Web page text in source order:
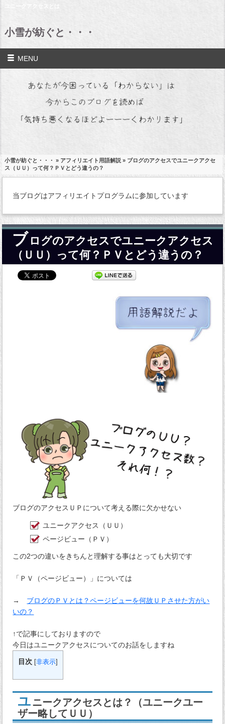
小雪が紡ぐと・・・
MENU
小雪が紡ぐと・・・ » アフィリエイト用語解説 » ブログのアクセスでユニークアクセ
ス（ＵＵ）って何？ＰＶとどう違うの？
当ブログはアフィリエイトプログラムに参加しています
ブ ログのアクセスでユニークアクセス
（ＵＵ）って何？ＰＶとどう違うの？
ブログのアクセスＵＰについて考える際に欠かせない
ユニークアクセス（ＵＵ）
ページビュー（ＰＶ）
この2つの違いをきちんと理解する事はとっても大切です
「ＰＶ（ページビュー）」については
→ ブログのＰＶとは？ページビューを何故ＵＰさせた方がい
いの？
↑で記事にしておりますので
今日はユニークアクセスについてのお話をしますね
目次 [非表示]
ユニークアクセスとは？（ユニークユー
ザー略してＵＵ）